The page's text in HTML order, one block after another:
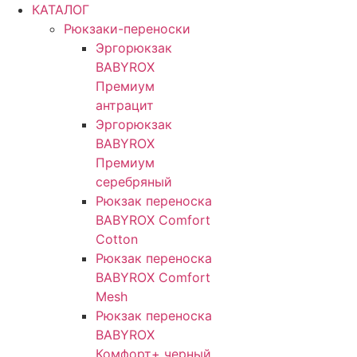
КАТАЛОГ
Рюкзаки-переноски
Эргорюкзак
BABYROX
Премиум
антрацит
Эргорюкзак
BABYROX
Премиум
серебряный
Рюкзак переноска
BABYROX Comfort
Cotton
Рюкзак переноска
BABYROX Comfort
Mesh
Рюкзак переноска
BABYROX
Комфорт+ черный